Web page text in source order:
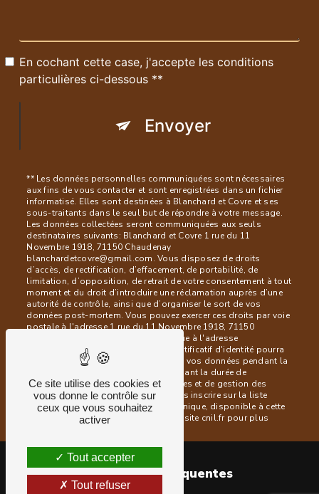
En cochant cette case, j'accepte les conditions
particulières ci-dessous **
Envoyer
** Les données personnelles communiquées sont nécessaires
aux fins de vous contacter et sont enregistrées dans un fichier
informatisé. Elles sont destinées à Blanchard et Covre et ses
sous-traitants dans le seul but de répondre à votre message.
Les données collectées seront communiquées aux seuls
destinataires suivants: Blanchard et Covre 1 rue du 11
Novembre 1918, 71150 Chaudenay
blanchardetcovre@gmail.com. Vous disposez de droits
d’accès, de rectification, d’effacement, de portabilité, de
limitation, d’opposition, de retrait de votre consentement à tout
moment et du droit d’introduire une réclamation auprès d’une
autorité de contrôle, ainsi que d’organiser le sort de vos
données post-mortem. Vous pouvez exercer ces droits par voie
postale à l'adresse 1 rue du 11 Novembre 1918, 71150
Chaudenay ou par courrier électronique à l'adresse
blanchardetcovre@gmail.com. Un justificatif d'identité pourra
vous être demandé. Nous conservons vos données pendant la
période de prise de contact puis pendant la durée de
prescription légale aux fins probatoires et de gestion des
contentieux. Vous avez le droit de vous inscrire sur la liste
d'opposition au démarchage téléphonique, disponible à cette
Bloctel.gouv.fr
. Consultez le site cnil.fr pour plus
Recherches fréquentes
Ce site utilise des cookies et
vous donne le contrôle sur
ceux que vous souhaitez
activer
Tout accepter
Tout refuser